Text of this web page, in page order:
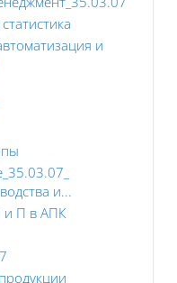
и
и...
и П в АПК